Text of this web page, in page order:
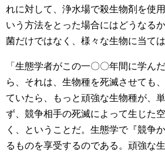
れに対して、浄水場で殺生物剤を使
いう方法をとった場合にはどうなる
菌だけではなく、様々な生物に当ては
「生態学者がこの一〇〇年間に学ん
ら、それは、生物種を死滅させても
ていたら、もっと頑強な生物種が、
ず、競争相手の死滅によって生じた
く、ということだ。生態学で『競争
るものを享受するのである。頑強な